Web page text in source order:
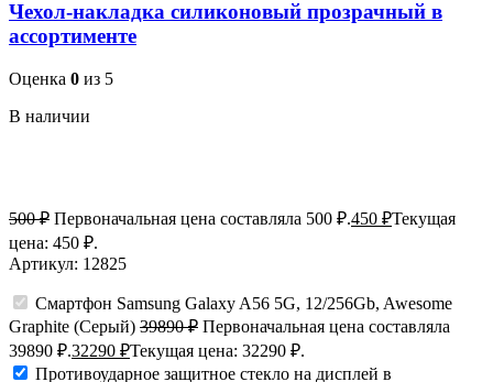
Чехол-накладка силиконовый прозрачный в
ассортименте
Оценка 0 из 5
В наличии
500₽ Первоначальная цена составляла 500 ₽.450 ₽Текущая
цена: 450 ₽.
Артикул: 12825
Смартфон Samsung Galaxy A56 5G, 12/256Gb, Awesome
Graphite (Серый) 39890₽ Первоначальная цена составляла
39890 ₽.32290 ₽Текущая цена: 32290 ₽.
Противоударное защитное стекло на дисплей в